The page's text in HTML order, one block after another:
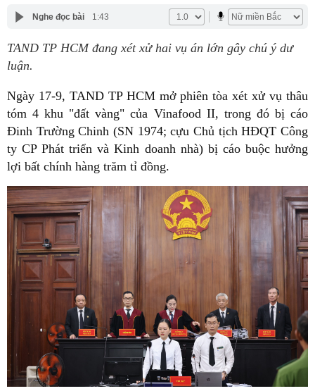
Nghe đọc bài 1:43
TAND TP HCM đang xét xử hai vụ án lớn gây chú ý dư
luận.
Ngày 17-9, TAND TP HCM mở phiên tòa xét xử vụ thâu
tóm 4 khu "đất vàng" của Vinafood II, trong đó bị cáo
Đinh Trường Chinh (SN 1974; cựu Chủ tịch HĐQT Công
ty CP Phát triển và Kinh doanh nhà) bị cáo buộc hưởng
lợi bất chính hàng trăm tỉ đồng.